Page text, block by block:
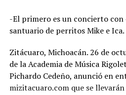
-El primero es un concierto con
santuario de perritos Mike e
Zitácuaro, Michoacán. 26 de
de la Academia de Música
Pichardo Cedeño, anunció en
mizitacuaro.com que se